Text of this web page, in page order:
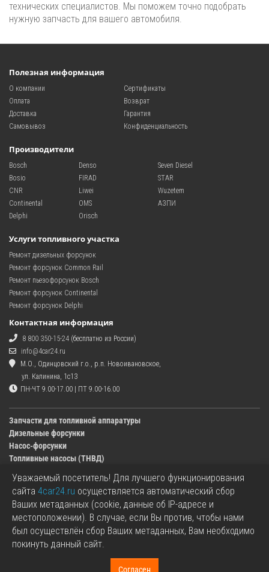
технических специалистов. Мы поможем точно подобрать
нужную запчасть для вашего автомобиля.
Полезная информация
О компании
Оплата
Доставка
Самовывоз
Сертификаты
Возврат
Гарантия
Конфиденциальность
Производители
Bosch
Bosio
CNR
Continental
Delphi
Denso
FIRAD
Liwei
OMS
Orisch
Seven Diesel
STAR
Wuzetem
АЗПИ
Услуги топливного участка
Ремонт дизельных форсунок
Ремонт форсунок Common Rail
Ремонт пьезофорсунок Bosch
Ремонт форсунок Continental
Ремонт форсунок Delphi
Контактная информация
8 800 350-15-24 (бесплатно из России)
info@4car24.ru
М.О., Одинцовский г.о., р.п. Новоивановское,
ул. Калинина, 1с13
ПН-ЧТ 9.00-17.00 | ПТ 9.00-16.00
Запчасти для топливной аппаратуры
Дизельные форсунки
Насос-форсунки
Топливные насосы (ТНВД)
Изображения деталей, представленных в каталоге на сайте, могут отличаться от
оригиналов.
Информация о цене запчасти, указанная в каталоге на сайте, может отличаться от
фактической к моменту оформления заказа.
Все используемые товарные знаки являются собственностью их владельцев.
Названия марок, бренды и логотипы используются исключительно в
Уважаемый посетитель! Для лучшего функционирования
сайта 4car24.ru осуществляется автоматический сбор
Ваших метаданных (cookie, данные об IP-адресе и
местоположении). В случае, если Вы против, чтобы нами
был осуществлён сбор Ваших метаданных, Вам необходимо
покинуть данный сайт.
Согласен